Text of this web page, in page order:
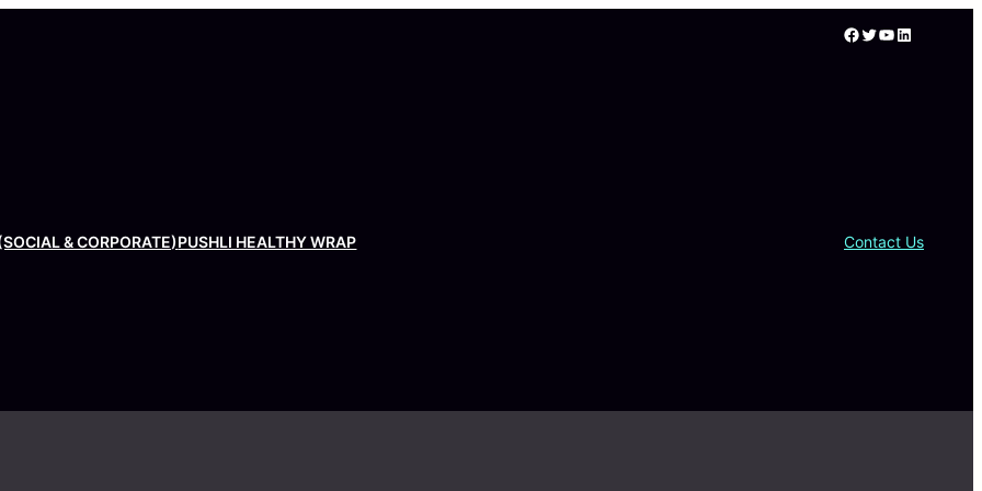
Facebook Twitter YouTube LinkedIn
& CORPORATE)PUSHLI HEALTHY WRAP Contact Us